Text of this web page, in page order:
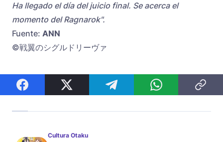
Ha llegado el día del juicio final. Se acerca el
momento del Ragnarok".
Fuente: ANN
©戦翼のシグルドリーヴァ
Cultura Otaku